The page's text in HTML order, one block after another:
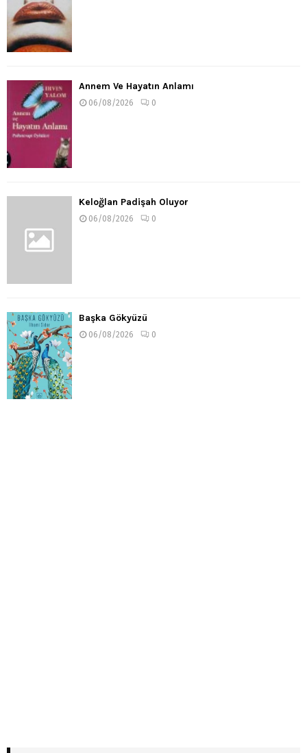
Annem Ve Hayatın Anlamı
06/08/2026 0
Keloğlan Padişah Oluyor
06/08/2026 0
Başka Gökyüzü
06/08/2026 0